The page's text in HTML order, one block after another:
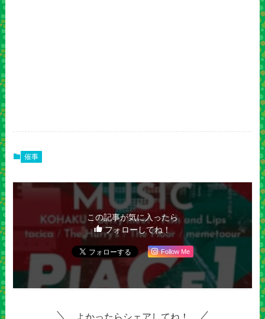
催事
この記事が気に入ったら
フォローしてね！
Follow Me
よかったらシェアしてね！